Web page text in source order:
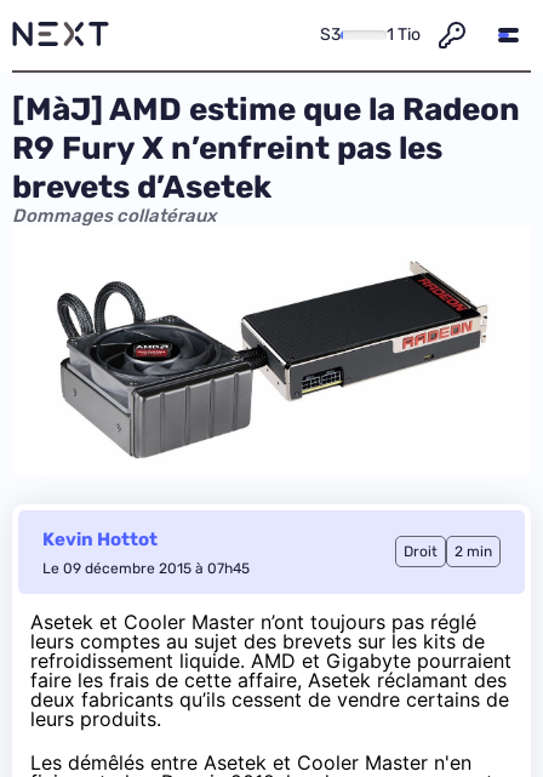
S3 1 Tio
[MàJ] AMD estime que la Radeon
R9 Fury X n’enfreint pas les
brevets d’Asetek
Dommages collatéraux
Kevin Hottot
Le 09 décembre 2015 à 07h45
Droit 2 min
Asetek et Cooler Master n’ont toujours pas réglé
leurs comptes au sujet des brevets sur les kits de
refroidissement liquide. AMD et Gigabyte pourraient
faire les frais de cette affaire, Asetek réclamant des
deux fabricants qu’ils cessent de vendre certains de
leurs produits.
Les démêlés entre Asetek et Cooler Master n'en